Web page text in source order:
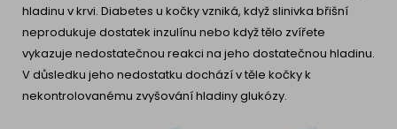
hladinu v krvi. Diabetes u kočky vzniká, když slinivka břišní
neprodukuje dostatek inzulínu nebo když tělo zvířete
vykazuje nedostatečnou reakci na jeho dostatečnou hladinu.
V důsledku jeho nedostatku dochází v těle kočky k
nekontrolovanému zvyšování hladiny glukózy.